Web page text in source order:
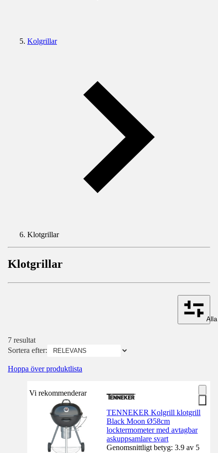
Kolgrillar
Klotgrillar
Klotgrillar
7 resultat
Sortera efter:
Hoppa över produktlista
Vi rekommenderar
TENNEKER Kolgrill klotgrill
Black Moon Ø58cm
locktermometer med avtagbar
askuppsamlare svart
Genomsnittligt betyg: 3.9 av 5